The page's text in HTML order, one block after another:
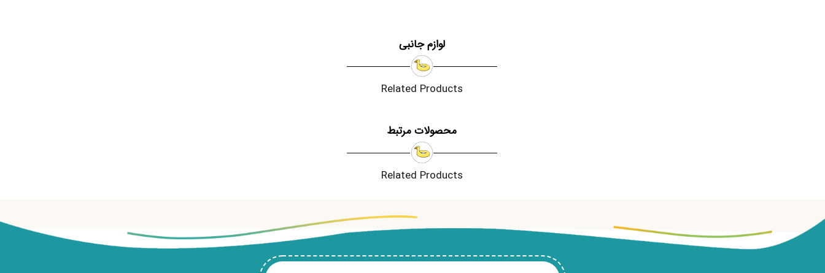
لوازم جانبی
Related Products
محصولات مرتبط
Related Products